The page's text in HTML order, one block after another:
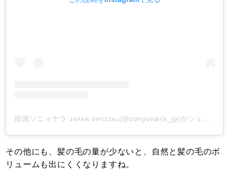
その他にも、髪の毛の量が少ないと、自然と髪の毛のボ
リュームも出にくくなりますね。